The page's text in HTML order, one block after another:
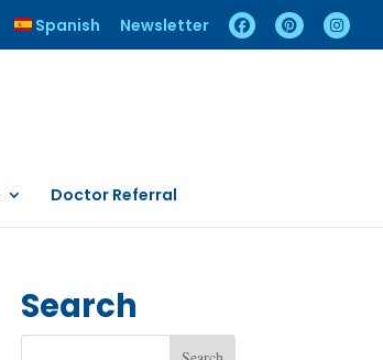
Spanish Newsletter
Doctor Referral
Search